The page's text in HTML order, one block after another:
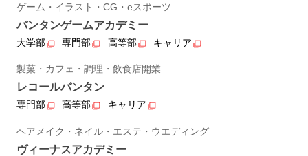
ゲーム・イラスト・CG・eスポーツ
バンタンゲームアカデミー
大学部 専門部 高等部 キャリア
製菓・カフェ・調理・飲食店開業
レコールバンタン
専門部 高等部 キャリア
ヘアメイク・ネイル・エステ・ウエディング
ヴィーナスアカデミー